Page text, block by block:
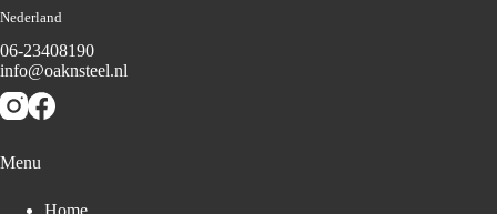
Nederland
06-23408190
info@oaknsteel.nl
Menu
Home